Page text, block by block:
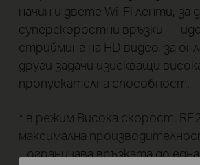
начин и двете Wi-Fi ленти, за
суперскоростни връзки —
стрийминг на HD видео, за
други задачи изискващи
пропускателна способност.
* в режим Висока скорост,
максимална
ограничава връзката до